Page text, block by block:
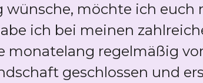
wünsche, möchte ich euch
ich bei meinen
monatelang regelmäßig
geschlossen und